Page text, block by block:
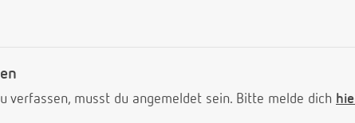
verfassen, musst du angemeldet sein. Bitte melde dich